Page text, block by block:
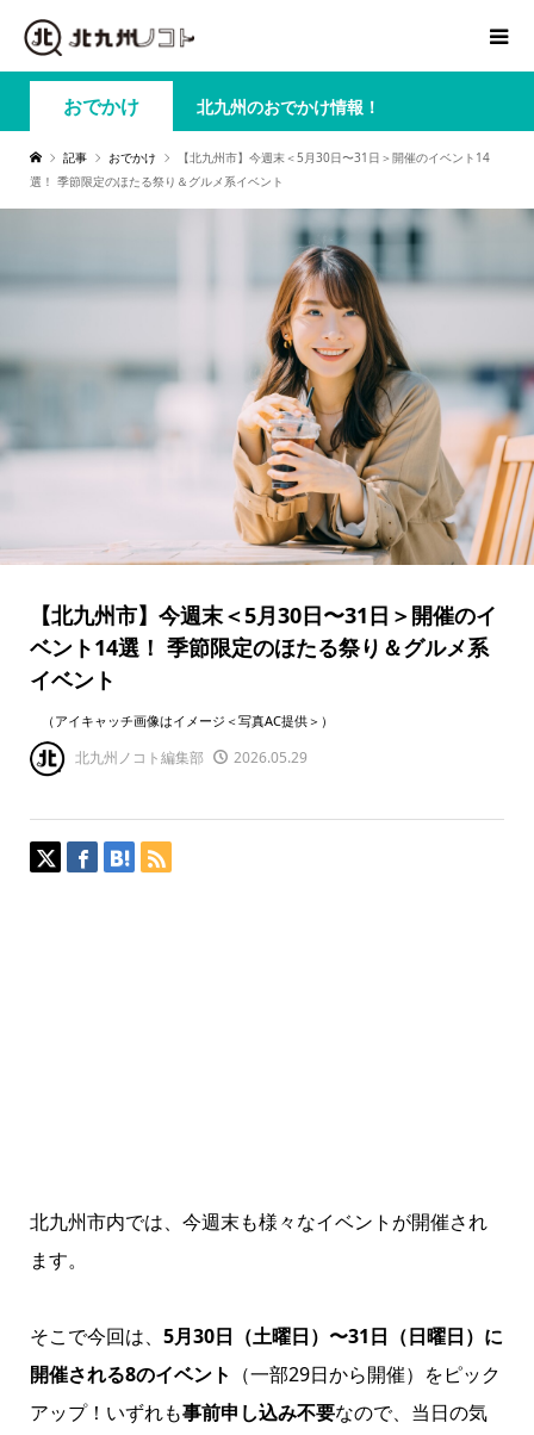
おでかけ 北九州のおでかけ情報！
記事 おでかけ
【北九州市】今週末＜5月30日〜31日＞開催のイベント14
選！ 季節限定のほたる祭り＆グルメ系イベント
【北九州市】今週末＜5月30日〜31日＞開催のイ
ベント14選！ 季節限定のほたる祭り＆グルメ系
イベント
（アイキャッチ画像はイメージ＜写真AC提供＞）
北九州ノコト編集部 2026.05.29
北九州市内では、今週末も様々なイベントが開催され
ます。
そこで今回は、 5月30日（土曜日）〜31日（日曜日）に
開催される8のイベント （一部29日から開催）をピック
アップ！いずれも事前申し込み不要なので、当日の気